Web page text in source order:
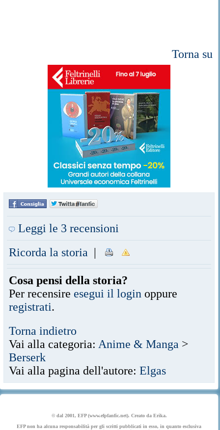
Torna su
Leggi le 3 recensioni
Ricorda la storia |
Cosa pensi della storia?
Per recensire esegui il login oppure
registrati.
Torna indietro
Vai alla categoria: Anime & Manga >
Berserk
Vai alla pagina dell'autore: Elgas
© dal 2001, EFP (www.efpfanfic.net). Creato da Erika.
EFP non ha alcuna responsabilità per gli scritti pubblicati in esso, in quanto esclusiva